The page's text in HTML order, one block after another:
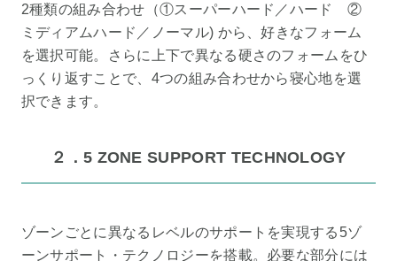
2種類の組み合わせ（①スーパーハード／ハード ②
ミディアムハード／ノーマル) から、好きなフォーム
を選択可能。さらに上下で異なる硬さのフォームをひ
っくり返すことで、4つの組み合わせから寝心地を選
択できます。
２．5 ZONE SUPPORT TECHNOLOGY
ゾーンごとに異なるレベルのサポートを実現する5ゾ
ーンサポート・テクノロジーを搭載。必要な部分には